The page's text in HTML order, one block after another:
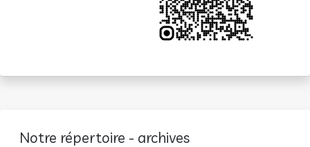
Notre répertoire - archives